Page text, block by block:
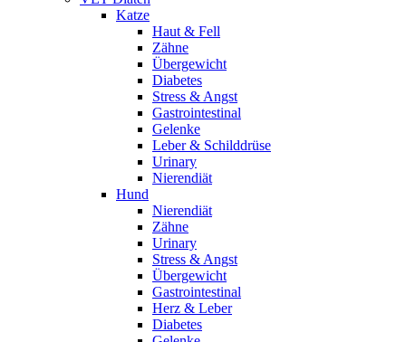
Katze
Haut & Fell
Zähne
Übergewicht
Diabetes
Stress & Angst
Gastrointestinal
Gelenke
Leber & Schilddrüse
Urinary
Nierendiät
Hund
Nierendiät
Zähne
Urinary
Stress & Angst
Übergewicht
Gastrointestinal
Herz & Leber
Diabetes